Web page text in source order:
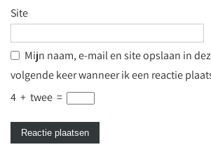
Site
Mijn naam, e-mail en site opslaan in
volgende keer wanneer ik een reactie
4 + twee =